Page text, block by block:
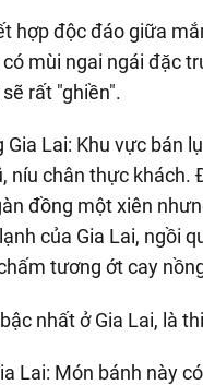
hợp độc đáo giữa
mùi ngai ngái đặc
rất "ghiền".
Gia Lai: Khu vực bán
níu chân thực
đồng một xiên
của Gia Lai, ngồi
tương ớt cay
Lai: Món bánh này